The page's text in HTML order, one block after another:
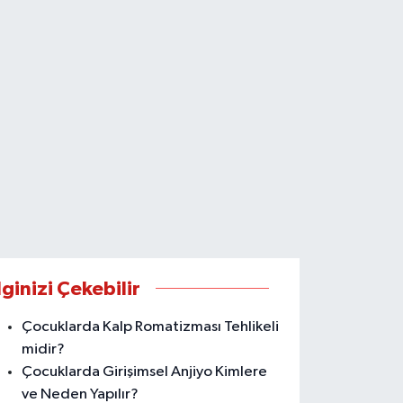
Çekebilir
Çocuklarda Kalp Romatizması Tehlikeli
midir?
Çocuklarda Girişimsel Anjiyo Kimlere
ve Neden Yapılır?